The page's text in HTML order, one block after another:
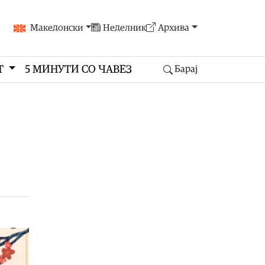
Македонски Неделник Архива
5 МИНУТИ СО ЧАВЕЗ Барај